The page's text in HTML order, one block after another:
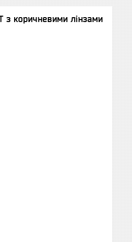
з коричневими лінзами